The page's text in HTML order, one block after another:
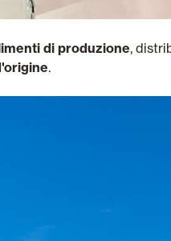
di produzione,
.